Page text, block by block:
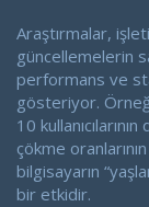
Araştırmalar,
güncellemelerin
performans ve
gösteriyor.
10
çökme
bilgisayarın
bir etkidir.